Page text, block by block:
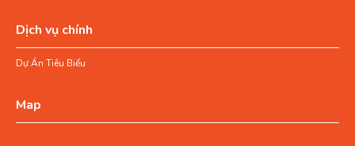
Dịch vụ chính
Dự Án Tiêu Biểu
Map